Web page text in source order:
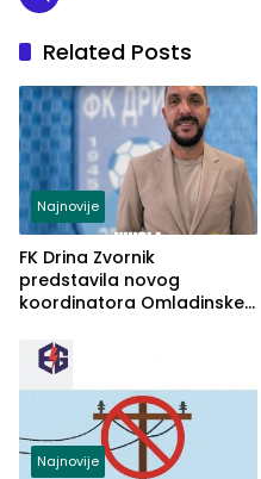
Related Posts
Najnovije
FK Drina Zvornik
predstavila novog
koordinatora Omladinske
Najnovije